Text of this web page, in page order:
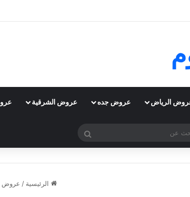
الرياض عروض جده عروض الشرقية
بحث
الرئيسية / عروض